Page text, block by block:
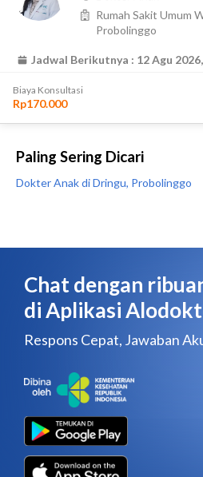
Paling Sering Dicari
Dokter Anak di Dringu, Probolinggo